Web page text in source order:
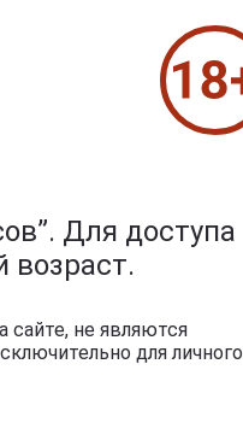
Для доступа
возраст.
не являются
для личного